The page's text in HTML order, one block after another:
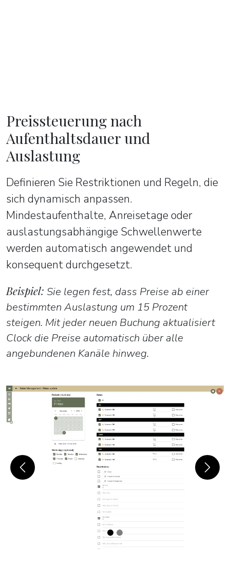
Preissteuerung nach
Aufenthaltsdauer und
Auslastung
Definieren Sie Restriktionen und Regeln, die
sich dynamisch anpassen.
Mindestaufenthalte, Anreisetage oder
auslastungsabhängige Schwellenwerte
werden automatisch angewendet und
konsequent durchgesetzt.
Beispiel: Sie legen fest, dass Preise ab einer
bestimmten Auslastung um 15 Prozent
steigen. Mit jeder neuen Buchung aktualisiert
Clock die Preise automatisch über alle
angebundenen Kanäle hinweg.
Previous Next